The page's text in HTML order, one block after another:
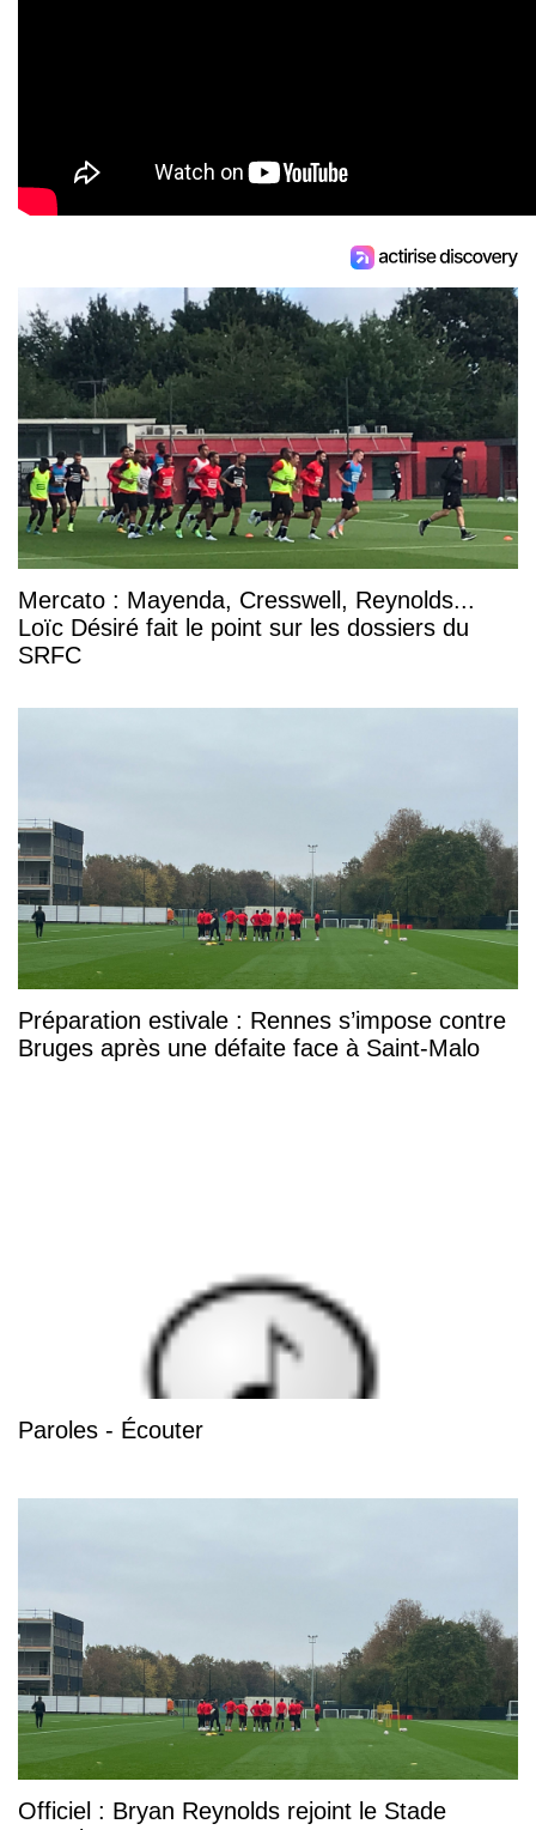
Mercato : Mayenda, Cresswell, Reynolds...
Loïc Désiré fait le point sur les dossiers du
SRFC
Préparation estivale : Rennes s’impose contre
Bruges après une défaite face à Saint-Malo
Paroles - Écouter
Officiel : Bryan Reynolds rejoint le Stade